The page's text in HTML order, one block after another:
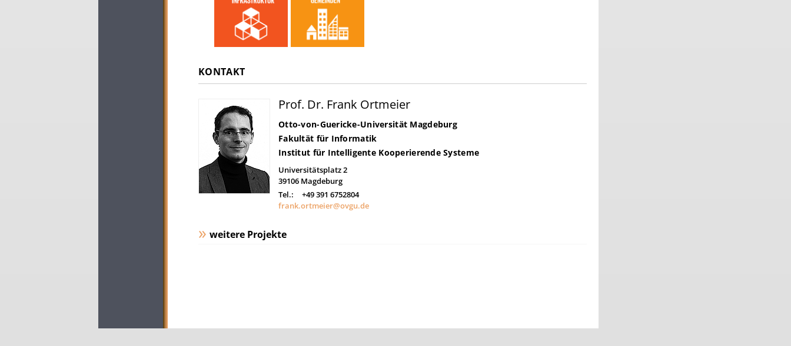
KONTAKT
Prof. Dr. Frank Ortmeier
Otto-von-Guericke-Universität Magdeburg
Fakultät für Informatik
Institut für Intelligente Kooperierende Systeme
Universitätsplatz 2
39106 Magdeburg
Tel.:
+49 391 6752804
frank.ortmeier@ovgu.de
weitere Projekte